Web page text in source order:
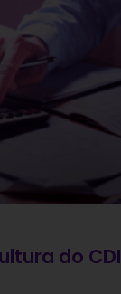
do CDI